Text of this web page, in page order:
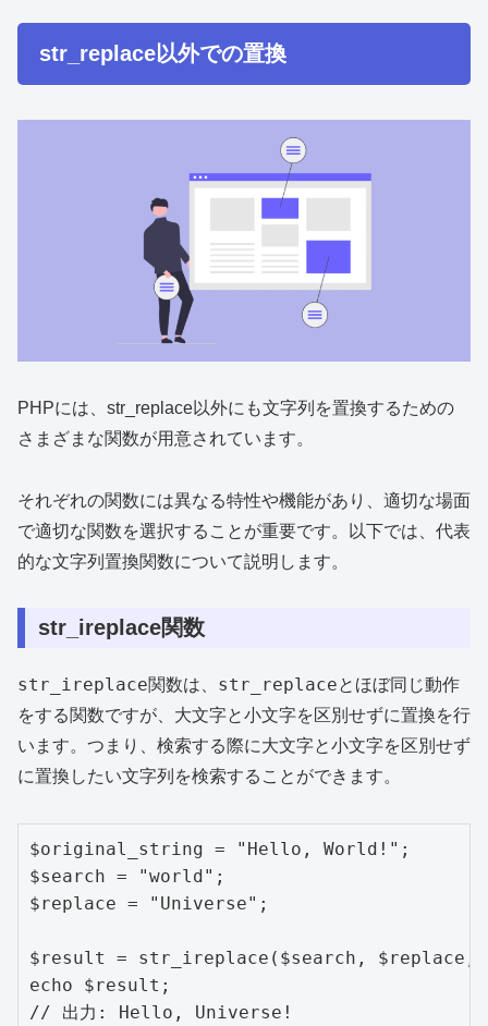
str_replace以外での置換
PHPには、str_replace以外にも文字列を置換するための
さまざまな関数が用意されています。
それぞれの関数には異なる特性や機能があり、適切な場面
で適切な関数を選択することが重要です。以下では、代表
的な文字列置換関数について説明します。
str_ireplace関数
str_ireplace関数は、 str_replaceとほぼ同じ動作
をする関数ですが、大文字と小文字を区別せずに置換を行
います。つまり、検索する際に大文字と小文字を区別せず
に置換したい文字列を検索することができます。
$original_string = "Hello, World!";
$search = "world";
$replace = "Universe";
$result = str_ireplace($search,
echo $result;
// 出力: Hello, Universe!